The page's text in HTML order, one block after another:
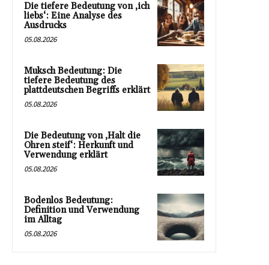
Die tiefere Bedeutung von ‚ich
liebs‘: Eine Analyse des
Ausdrucks
05.08.2026
Muksch Bedeutung: Die
tiefere Bedeutung des
plattdeutschen Begriffs erklärt
05.08.2026
Die Bedeutung von ‚Halt die
Ohren steif‘: Herkunft und
Verwendung erklärt
05.08.2026
Bodenlos Bedeutung:
Definition und Verwendung
im Alltag
05.08.2026